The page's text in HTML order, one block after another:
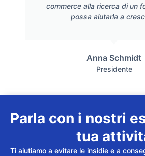
commerce alla ricerca di un
possa aiutarla a
Anna Schmidt
Presidente
Parla con i nostri
tua
Ti aiutiamo a evitare le insidie e a